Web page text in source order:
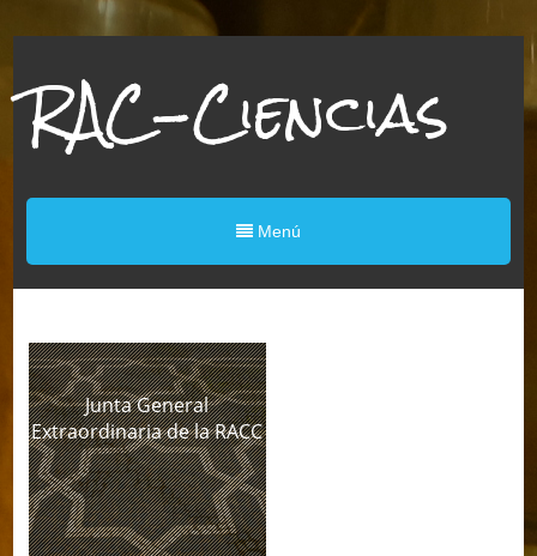
RAC-Ciencias
Menú
Junta General
Extraordinaria de la RACC